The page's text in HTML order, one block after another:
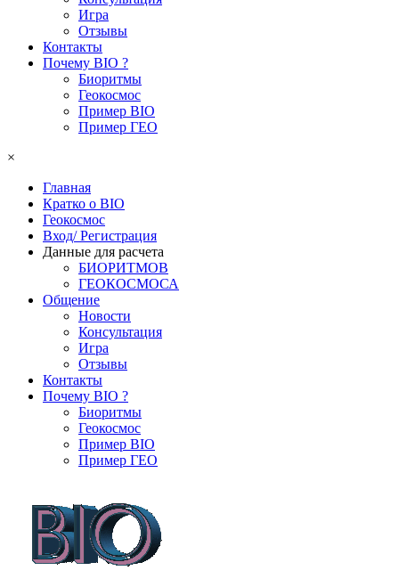
Игра
Отзывы
Контакты
Почему BIO ?
Биоритмы
Геокосмос
Пример BIO
Пример ГЕО
×
Главная
Кратко о BIO
Геокосмос
Вход/ Регистрация
Данные для расчета
БИОРИТМОВ
ГЕОКОСМОСА
Общение
Новости
Консультация
Игра
Отзывы
Контакты
Почему BIO ?
Биоритмы
Геокосмос
Пример BIO
Пример ГЕО